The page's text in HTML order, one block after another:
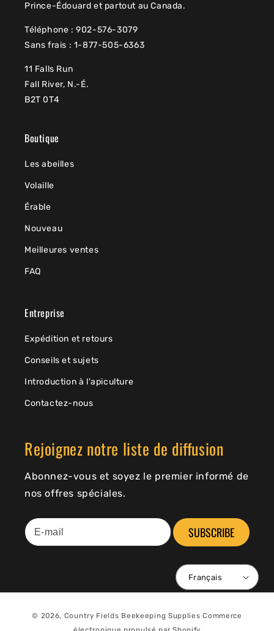
Prince-Édouard et partout au Canada.
Téléphone : 902-576-3079
Sans frais : 1-877-505-6363
11 Falls Run
Fall River, N.-É.
B2T 0T4
Boutique
Les abeilles
Volaille
Érable
Nouveau
Meilleures ventes
FAQ
Entreprise
Expédition et retours
Conseils et sujets
Introduction à l'apiculture
Contactez-nous
Rejoignez notre liste de diffusion
Abonnez-vous et soyez le premier informé de
nos offres spéciales.
SUBSCRIBE
Français
© 2026, Country Fields Beekeeping Supplies Commerce